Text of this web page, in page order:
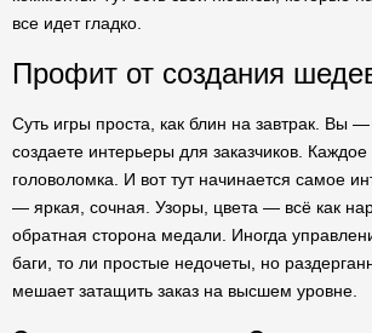
все идет гладко.
Профит от создания
Суть игры проста, как блин на завтрак. Вы
создаете интерьеры для заказчиков.
головоломка. И вот тут начинается самое
— яркая, сочная. Узоры, цвета — всё как
обратная сторона медали. Иногда
баги, то ли простые недочеты, но
мешает затащить заказ на высшем уровне.